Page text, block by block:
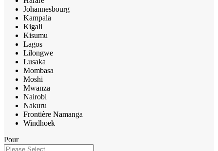
Johannesbourg
Kampala
Kigali
Kisumu
Lagos
Lilongwe
Lusaka
Mombasa
Moshi
Mwanza
Nairobi
Nakuru
Frontière Namanga
Windhoek
Pour